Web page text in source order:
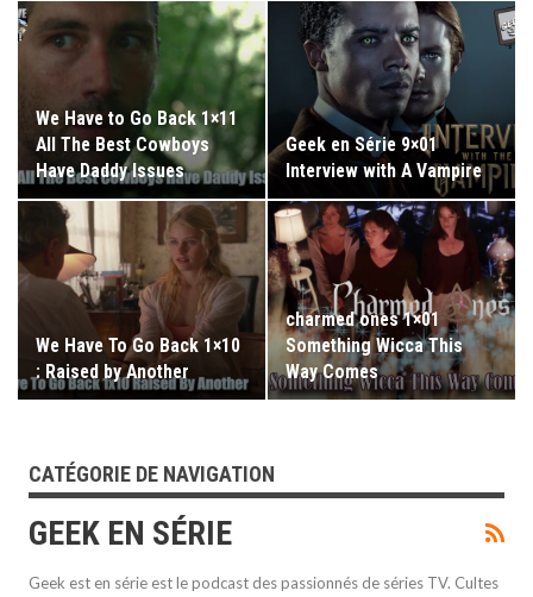
We Have to Go Back 1×11
All The Best Cowboys
Have Daddy Issues
Geek en Série 9×01
Interview with A Vampire
We Have To Go Back 1×10
: Raised by Another
charmed ones 1×01
Something Wicca This
Way Comes
CATÉGORIE DE NAVIGATION
GEEK EN SÉRIE
Geek est en série est le podcast des passionnés de séries TV. Cultes